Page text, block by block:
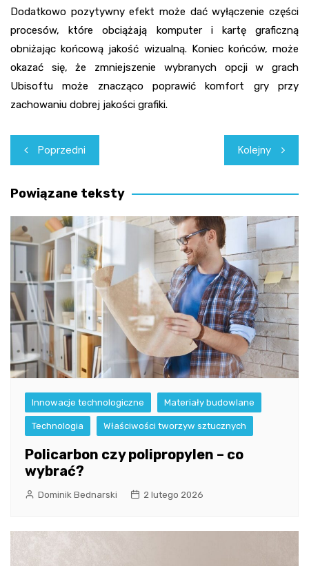
Dodatkowo pozytywny efekt może dać wyłączenie części
procesów, które obciążają komputer i kartę graficzną
obniżając końcową jakość wizualną. Koniec końców, może
okazać się, że zmniejszenie wybranych opcji w grach
Ubisoftu może znacząco poprawić komfort gry przy
zachowaniu dobrej jakości grafiki.
Nawigacja
wpisu
Poprzedni Kolejny
Powiązane teksty
Innowacje technologiczne Materiały budowlane
Technologia Właściwości tworzyw sztucznych
Policarbon czy polipropylen – co
wybrać?
Dominik Bednarski 2 lutego 2026